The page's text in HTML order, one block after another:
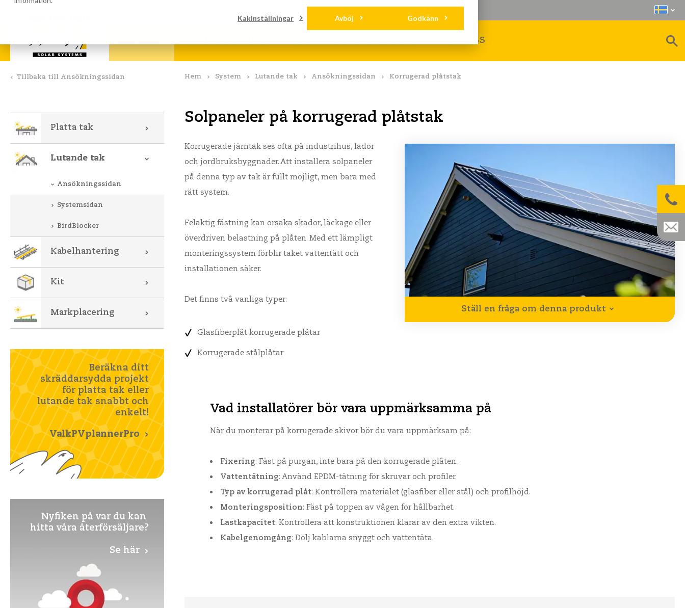
Kakinställningar Godkänn
Avböj
OM OSS
Hem System Lutande tak Ansökningssidan Korrugerad plåtstak
Solpaneler på korrugerad plåtstak
Ställ en fråga om denna produkt
Korrugerade järntak ses ofta på industrihus, lador
och jordbruksbyggnader. Att installera solpaneler
på denna typ av tak är fullt möjligt, men bara med
rätt system.
Felaktig fästning kan orsaka skador, läckage eller
överdriven belastning på plåten. Med ett lämpligt
monteringssystem förblir taket vattentätt och
installationen säker.
Det finns två vanliga typer:
Glasfiberplåt korrugerade plåtar
Korrugerade stålplåtar
Vad installatörer bör vara uppmärksamma på
När du monterar på korrugerade skivor bör du vara uppmärksam på:
Fixering: Fäst på purgan, inte bara på den korrugerade plåten.
Vattentätning: Använd EPDM-tätning för skruvar och profiler.
Typ av korrugerad plåt: Kontrollera materialet (glasfiber eller stål) och profilhöjd.
Monteringsposition: Fäst på toppen av vågen för hållbarhet.
Lastkapacitet: Kontrollera att konstruktionen klarar av den extra vikten.
Kabelgenomgång: Dölj kablarna snyggt och vattentäta.
Tillbaka till Ansökningssidan
Platta tak
Lutande tak
Ansökningssidan
Systemsidan
BirdBlocker
Kabelhantering
Kit
Markplacering
Beräkna ditt
skräddarsydda projekt
för platta tak eller
lutande tak snabbt och
enkelt!
ValkPVplannerPro
Nyfiken på var du kan
hitta våra återförsäljare?
Se här